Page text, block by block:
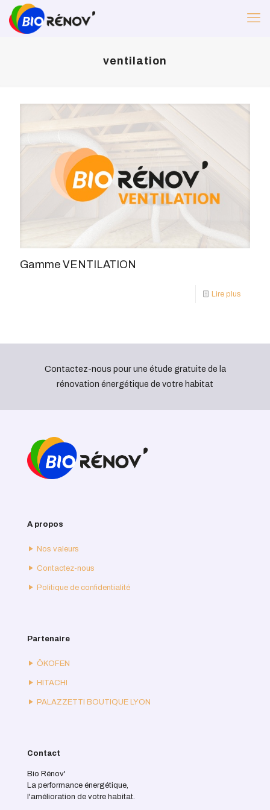
ventilation
Gamme VENTILATION
Lire plus
Contactez-nous pour une étude gratuite de la
rénovation énergétique de votre habitat
A propos
Nos valeurs
Contactez-nous
Politique de confidentialité
Partenaire
ÖKOFEN
HITACHI
PALAZZETTI BOUTIQUE LYON
Contact
Bio Rénov'
La performance énergétique,
l'amélioration de votre habitat.